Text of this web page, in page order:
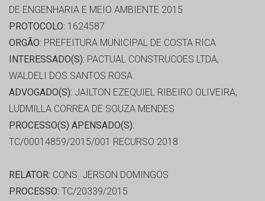
DE ENGENHARIA E MEIO AMBIENTE 2015
PROTOCOLO: 1624587
ORGÃO: PREFEITURA MUNICIPAL DE COSTA RICA
INTERESSADO(S): PACTUAL CONSTRUCOES LTDA,
WALDELI DOS SANTOS ROSA
ADVOGADO(S): JAILTON EZEQUIEL RIBEIRO OLIVEIRA,
LUDMILLA CORREA DE SOUZA MENDES
PROCESSO(S) APENSADO(S):
TC/00014859/2015/001 RECURSO 2018
RELATOR: CONS. JERSON DOMINGOS
PROCESSO: TC/20339/2015